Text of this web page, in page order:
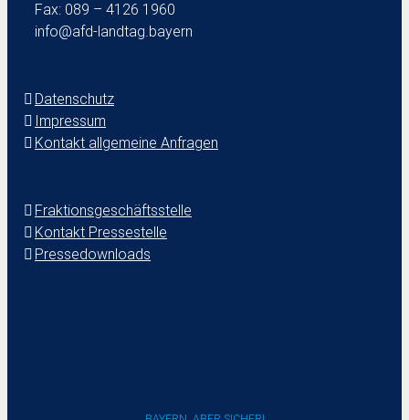
Fax: 089 – 4126 1960
info@afd-landtag.bayern
Datenschutz
Impressum
Kontakt allgemeine Anfragen
Fraktionsgeschäftsstelle
Kontakt Pressestelle
Pressedownloads